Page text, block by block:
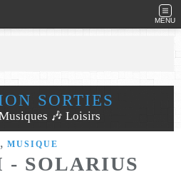
MENU
SORTIES
🎶 Loisirs
, MUSIQUE
- SOLARIUS